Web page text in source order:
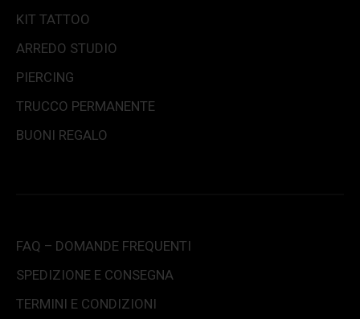
KIT TATTOO
ARREDO STUDIO
PIERCING
TRUCCO PERMANENTE
BUONI REGALO
FAQ – DOMANDE FREQUENTI
SPEDIZIONE E CONSEGNA
TERMINI E CONDIZIONI